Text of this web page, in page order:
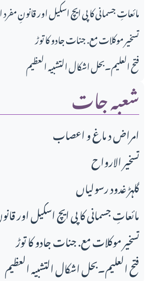
مائعاتِ جسمانی کا پی ایچ اسکیل اور قانونِ
تسخیر موکلات مع. جنات جادو کا توڑ
فتح العلیم۔بحل اشکال التشبیہ العظیم
شعبہ جات
امراض د ماغ و اعصاب
تسخير الارواح
گلہڑ غدود رسولیاں
مائعاتِ جسمانی کا پی ایچ اسکیل اور
تسخیر موکلات مع. جنات جادو کا توڑ
فتح العلیم۔بحل اشکال التشبیہ العظیم